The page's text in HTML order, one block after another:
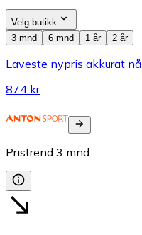
Velg butikk
3 mnd
6 mnd 1 år 2 år
Laveste nypris akkurat nå
874 kr
Pristrend 3 mnd